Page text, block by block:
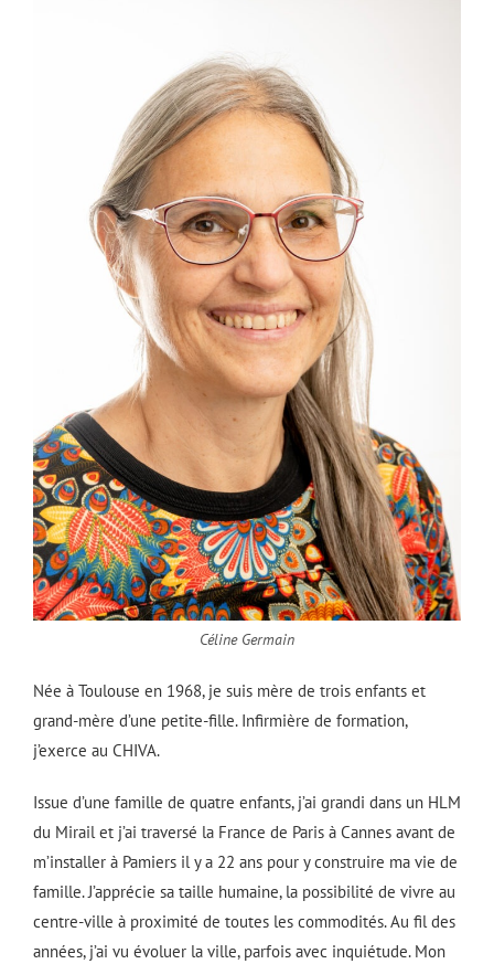
Céline Germain
Née à Toulouse en 1968, je suis mère de trois enfants et
grand-mère d’une petite-fille. Infirmière de formation,
j’exerce au CHIVA.
Issue d’une famille de quatre enfants, j’ai grandi dans un HLM
du Mirail et j’ai traversé la France de Paris à Cannes avant de
m’installer à Pamiers il y a 22 ans pour y construire ma vie de
famille. J’apprécie sa taille humaine, la possibilité de vivre au
centre-ville à proximité de toutes les commodités. Au fil des
années, j’ai vu évoluer la ville, parfois avec inquiétude. Mon